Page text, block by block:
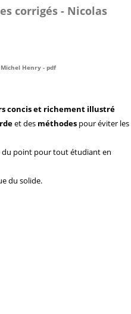
corrigés - Nicolas
Henry - pdf
conciset richement illustré
et des méthodespour éviter les
du point pour tout étudiant en
du solide.